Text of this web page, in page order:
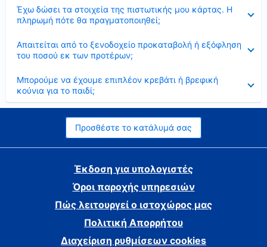
Έχω δώσει τα στοιχεία της πιστωτικής μου κάρτας. Η
πληρωμή πότε θα πραγματοποιηθεί;
Απαιτείται από το ξενοδοχείο προκαταβολή ή εξόφληση
του ποσού εκ των προτέρων;
Μπορούμε να έχουμε επιπλέον κρεβάτι ή βρεφική
κούνια για το παιδί;
Προσθέστε το κατάλυμά σας
Έκδοση για υπολογιστές
Όροι παροχής υπηρεσιών
Πώς λειτουργεί ο ιστοχώρος μας
Πολιτική Απορρήτου
Διαχείριση ρυθμίσεων cookies